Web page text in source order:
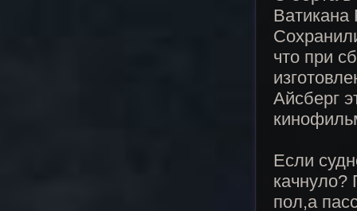
Ватикана
что при
Айсберг
Если
качнуло?
пол,а